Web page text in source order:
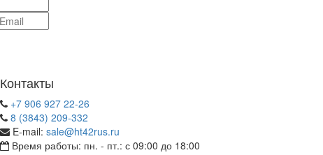
Контакты
+7 906 927 22-26
8 (3843) 209-332
E-mail: sale@ht42rus.ru
Время работы: пн. - пт.: с 09:00 до 18:00